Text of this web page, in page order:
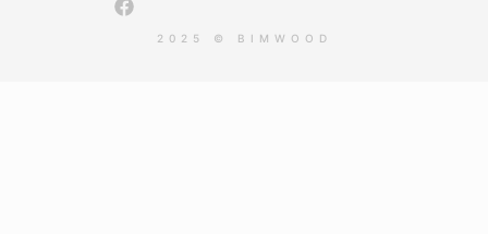
2025 © BIMWOOD